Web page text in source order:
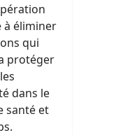
à éliminer
qui
protéger
dans le
santé et